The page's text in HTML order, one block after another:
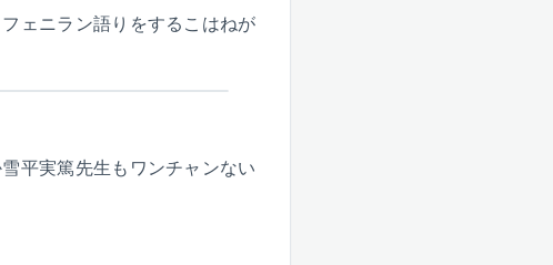
ェニラン語りをするこはねが
平実篤先生もワンチャンない